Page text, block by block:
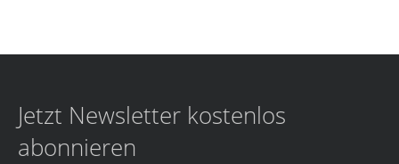
Jetzt Newsletter kostenlos
abonnieren